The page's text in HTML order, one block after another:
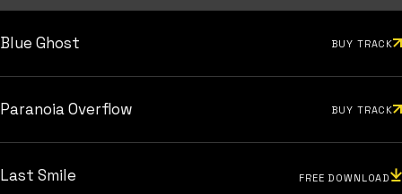
Blue Ghost BUY TRACK
Paranoia Overflow BUY TRACK
Last Smile FREE DOWNLOAD